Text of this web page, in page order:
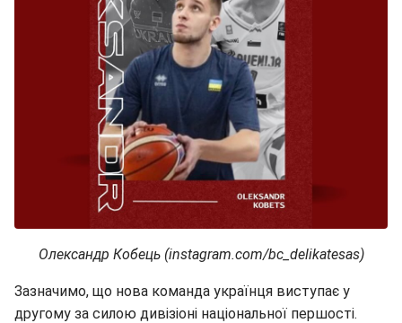
Олександр Кобець (instagram.com/bc_delikatesas)
Зазначимо, що нова команда українця виступає у
другому за силою дивізіоні національної першості.